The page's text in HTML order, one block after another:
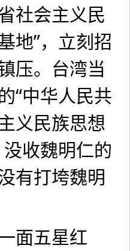
社会主义民
地”，立刻招
压。台湾当
“中华人民共
义民族思想
收魏明仁的
有打垮魏明
面五星红